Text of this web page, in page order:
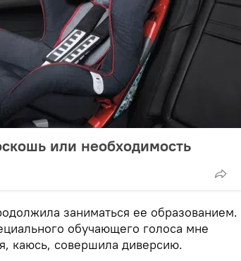
или необходимость
заниматься ее образованием.
обучающего голоса мне
каюсь, совершила диверсию.